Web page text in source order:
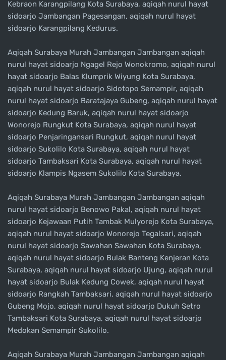
Kebraon Karangpilang Kota Surabaya, aqiqah nurul hayat
sidoarjo Jambangan Pagesangan, aqiqah nurul hayat
sidoarjo Karangpilang Kedurus.
Aqiqah Surabaya Murah Jambangan Jambangan aqiqah
nurul hayat sidoarjo Ngagel Rejo Wonokromo, aqiqah nurul
hayat sidoarjo Balas Klumprik Wiyung Kota Surabaya,
aqiqah nurul hayat sidoarjo Sidotopo Semampir, aqiqah
nurul hayat sidoarjo Baratajaya Gubeng, aqiqah nurul hayat
sidoarjo Kedung Baruk, aqiqah nurul hayat sidoarjo
Wonorejo Rungkut Kota Surabaya, aqiqah nurul hayat
sidoarjo Penjaringansari Rungkut, aqiqah nurul hayat
sidoarjo Sukolilo Kota Surabaya, aqiqah nurul hayat
sidoarjo Tambaksari Kota Surabaya, aqiqah nurul hayat
sidoarjo Klampis Ngasem Sukolilo Kota Surabaya.
Aqiqah Surabaya Murah Jambangan Jambangan aqiqah
nurul hayat sidoarjo Benowo Pakal, aqiqah nurul hayat
sidoarjo Kejawaan Putih Tambak Mulyorejo Kota Surabaya,
aqiqah nurul hayat sidoarjo Wonorejo Tegalsari, aqiqah
nurul hayat sidoarjo Sawahan Sawahan Kota Surabaya,
aqiqah nurul hayat sidoarjo Bulak Banteng Kenjeran Kota
Surabaya, aqiqah nurul hayat sidoarjo Ujung, aqiqah nurul
hayat sidoarjo Bulak Kedung Cowek, aqiqah nurul hayat
sidoarjo Rangkah Tambaksari, aqiqah nurul hayat sidoarjo
Gubeng Mojo, aqiqah nurul hayat sidoarjo Dukuh Setro
Tambaksari Kota Surabaya, aqiqah nurul hayat sidoarjo
Medokan Semampir Sukolilo.
Aqiqah Surabaya Murah Jambangan Jambangan aqiqah